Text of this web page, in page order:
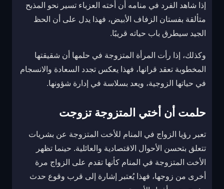
إذا شاهد الفرد في منامه أن أخته العزباء تسير نحو المذبح
متألقة بفستان الزفاف الأبيض، فهذا يدل على أن الحظ
الجيد سيطرق باب حياته قريبًا.
وكذلك، إذا رأت المرأة المتزوجة في حلمها أن شقيقتها
المخطوبة تعقد قرانها، فهذا يعكس تجدد السعادة والانسجام
في حياتها الزوجية، ويعد بسلاسة في إدارة شؤونها.
حلمت أن أختي المتزوجة تزوجت
تعبر رؤيا الزواج في المنام للأخت المتزوجة عن بشريات
تتعلق بتحسن الأحوال الاقتصادية والعائلية. حينما تظهر
الأخت المتزوجة في المنام كأنها تقدم على الزواج مرة
أخرى من زوجها، فهذا يُعتبر إشارة إلى قرب وقوع حدث